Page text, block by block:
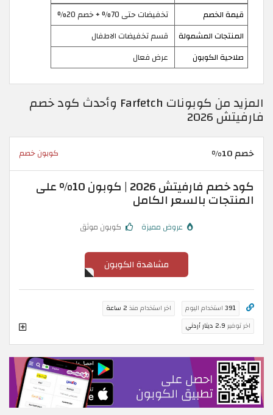
قيمة الخصم
تخفيضات حتى 70% + خصم 20%
المنتجات المشمولة
قسم تخفيضات الاطفال
صلاحية الكوبون
عرض فعال
المزيد من كوبونات Farfetch وأحدث كود خصم
فارفيتش 2026
خصم 10% كوبون خصم
كود خصم فارفيتش 2026 | كوبون 10% على
المنتجات بالسعر الكامل
عروض مميزة كوبون موثق
مشاهدة الكوبون
391 استخدام اليوم اخر استخدام منذ 2 ساعة
اخر توفير 2.9 دينار أردني